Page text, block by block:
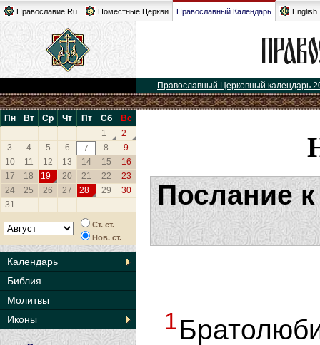
Православие.Ru Поместные Церкви Православный Календарь English
Православный Церковный календарь
Пн Вт Ср Чт Пт Сб
Вс
1
2
3
4 5 6 7 8
9
10
11 12 13 14 15
16
17
18 19 20 21 22
23
24
25 26 27 28 29
30
31
Ст. ст.
Нов. ст.
Календарь
Библия
Молитвы
Иконы
Послание
1